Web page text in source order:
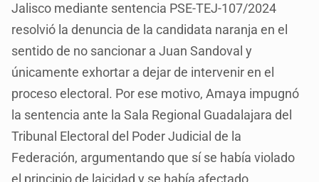
Jalisco mediante sentencia PSE-TEJ-107/2024
resolvió la denuncia de la candidata naranja en el
sentido de no sancionar a Juan Sandoval y
únicamente exhortar a dejar de intervenir en el
proceso electoral. Por ese motivo, Amaya impugnó
la sentencia ante la Sala Regional Guadalajara del
Tribunal Electoral del Poder Judicial de la
Federación, argumentando que sí se había violado